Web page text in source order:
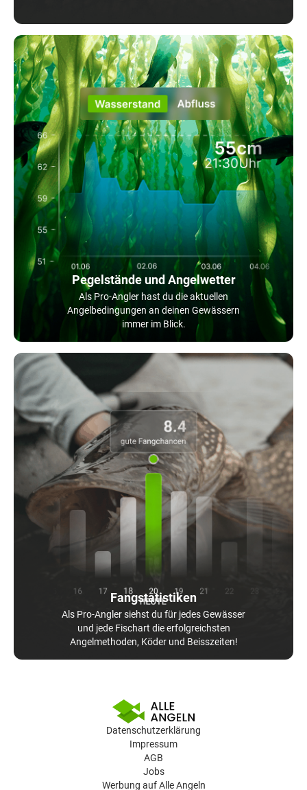
Pegelstände und Angelwetter
Als Pro-Angler hast du die aktuellen
Angelbedingungen an deinen Gewässern
immer im Blick.
Fangstatistiken
Als Pro-Angler siehst du für jedes Gewässer
und jede Fischart die erfolgreichsten
Angelmethoden, Köder und Beisszeiten!
Datenschutzerklärung
Impressum
AGB
Jobs
Werbung auf Alle Angeln